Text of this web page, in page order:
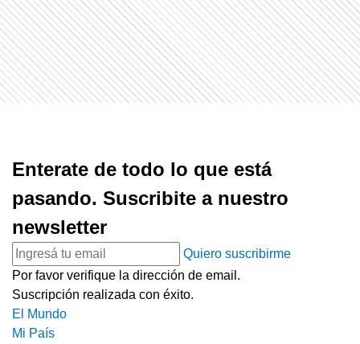
Enterate de todo lo que está
pasando. Suscribite a nuestro
newsletter
Quiero suscribirme
Por favor verifique la dirección de email.
Suscripción realizada con éxito.
El Mundo
Mi País